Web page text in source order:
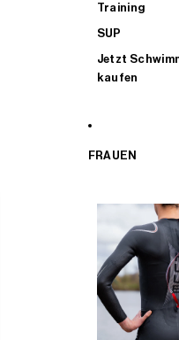
Training
SUP
Jetzt
kaufen
FRAUEN